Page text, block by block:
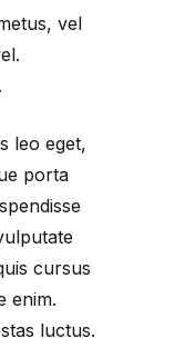
vel
leo eget,
porta
cursus
enim.
luctus.